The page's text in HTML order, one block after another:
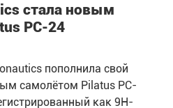
стала новым
PC-24
пополнила свой
самолётом Pilatus PC-
как 9H-